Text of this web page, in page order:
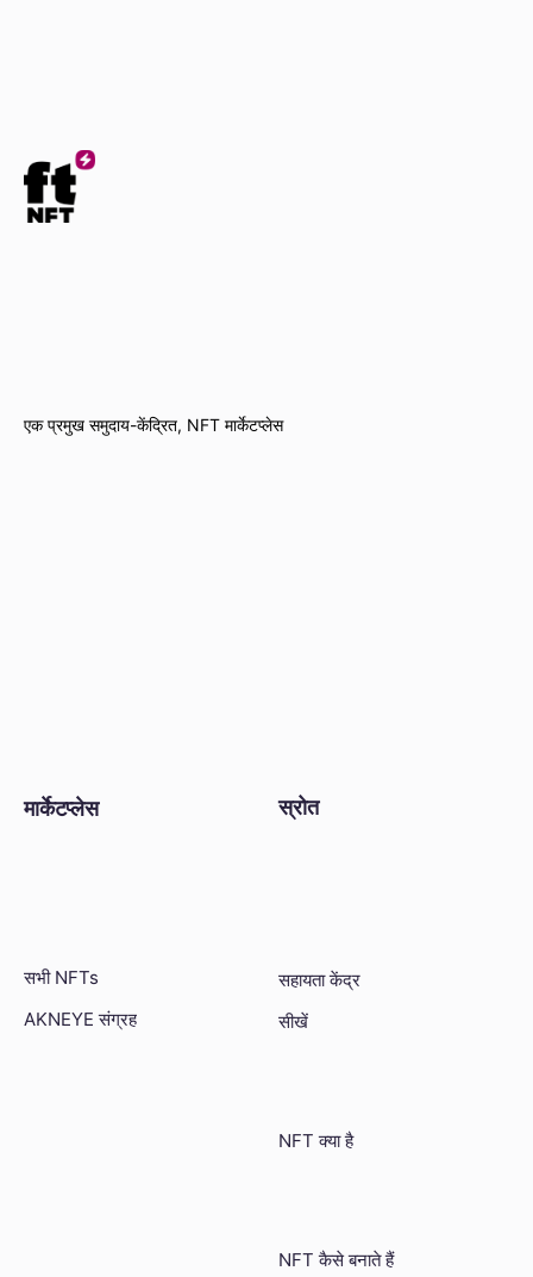
एक प्रमुख समुदाय-केंद्रित, NFT मार्केटप्लेस
मार्केटप्लेस
सभी NFTs
AKNEYE संग्रह
स्रोत
सहायता केंद्र
सीखें
NFT क्या है
NFT कैसे बनाते हैं